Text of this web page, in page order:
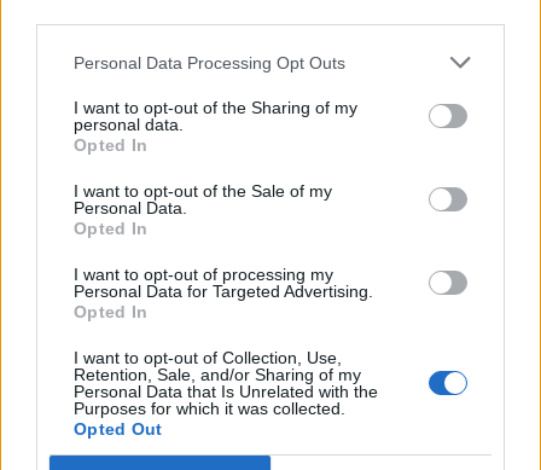
Personal Data Processing Opt Outs
I want to opt-out of the Sharing of my
personal data.
Opted In
I want to opt-out of the Sale of my
Personal Data.
Opted In
I want to opt-out of processing my
Personal Data for Targeted Advertising.
Opted In
I want to opt-out of Collection, Use,
Retention, Sale, and/or Sharing of my
Personal Data that Is Unrelated with the
Purposes for which it was collected.
Opted Out
«καραβιά» στον Τσούτσουρα - Ανάμεσά τους γυναίκες
και μικρά παιδιά
Μουσική λαϊκή βραδιά στο Πάρκο Κνωσού την
Παρασκευή 7 Αυγούστου
ΣΧΕΤΙΚA AΡΘΡΑ